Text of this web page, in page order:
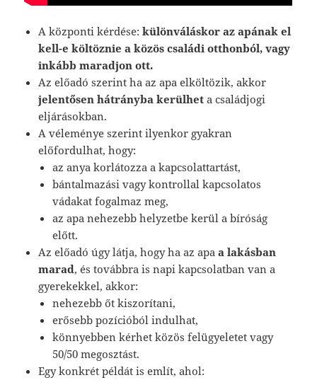
A központi kérdése:különváláskor az apának el
kell-e költöznie a közös családi otthonból, vagy
inkább maradjon ott.
Az előadó szerint ha az apa elköltözik, akkor
jelentősen hátrányba kerülhet a családjogi
eljárásokban.
A véleménye szerint ilyenkor gyakran
előfordulhat, hogy:
az anya korlátozza a kapcsolattartást,
bántalmazási vagy kontrollal kapcsolatos
vádakat fogalmaz meg,
az apa nehezebb helyzetbe kerül a bíróság
előtt.
Az előadó úgy látja, hogy ha az apaa lakásban
marad, és továbbra is napi kapcsolatban van a
gyerekekkel, akkor:
nehezebb őt kiszorítani,
erősebb pozícióból indulhat,
könnyebben kérhet közös felügyeletet vagy
50/50 megosztást.
Egy konkrét példát is említ, ahol: